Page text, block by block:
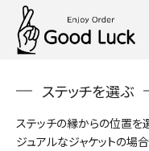
ステッチを選ぶ
ステッチの縁からの位置を
ジュアルなジャケットの場